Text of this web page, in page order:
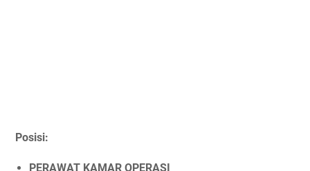
Posisi:
PERAWAT KAMAR OPERASI